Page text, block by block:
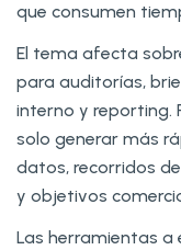
que consumen
El tema afecta
para auditorías,
interno y reporting.
solo generar más
datos, recorridos de
y objetivos
Las herramientas a